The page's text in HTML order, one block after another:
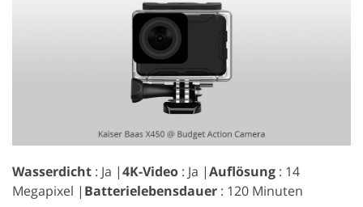
Wasserdicht : Ja |4K-Video : Ja |Auflösung : 14
Megapixel | Batterielebensdauer : 120 Minuten